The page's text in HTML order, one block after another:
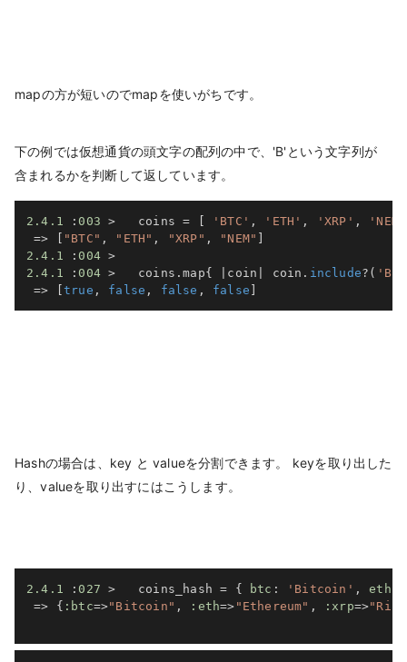
mapの方が短いのでmapを使いがちです。
下の例では仮想通貨の頭文字の配列の中で、'B'という文字列が
含まれるかを判断して返しています。
2.4 .1 :003 >
   coins
= [ 'BTC' , 'ETH' , 'XRP' , 'NEM'
=>
[ "BTC" , "ETH" , "XRP" , "NEM" ]
2.4 .1 :004 >
2.4 .1 :004 >
   coins
.map{ coin coin . include? ( 'B'
=>
[true , false , false , false ]
Hashの場合は、key と valueを分割できます。 keyを取り出した
り、valueを取り出すにはこうします。
2.4 .1 :027 >
   coins_hash
= { btc : 'Bitcoin' , eth
=>
{ :btc=>"Bitcoin" , :eth=> "Ethereum" , :xrp=>